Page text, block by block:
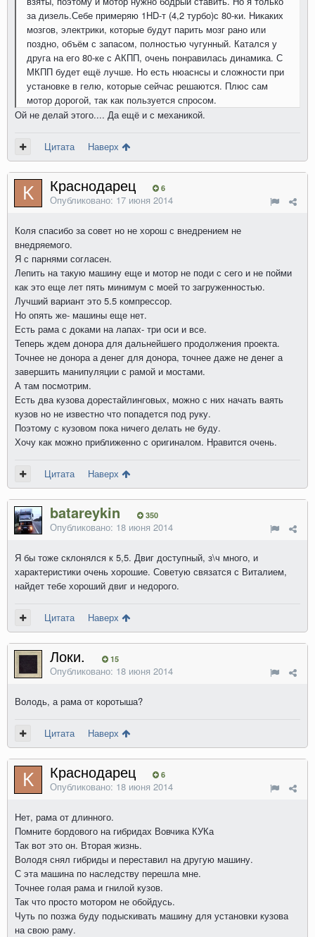
за дизель.Себе примеряю 1HD-т (4,2 турбо)с 80-ки. Никаких
мозгов, электрики, которые будут парить мозг рано или
поздно, объём с запасом, полностью чугунный. Катался у
друга на его 80-ке с АКПП, очень понравилась динамика. С
МКПП будет ещё лучше. Но есть нюаснсы и сложности при
установке в гелю, которые сейчас решаются. Плюс сам
мотор дорогой, так как пользуется спросом.
Ой не делай этого.... Да ещё и с механикой.
Цитата Наверх
Краснодарец 6
Опубликовано: 17 июня 2014
Коля спасибо за совет но не хорош с внедрением не
внедряемого.
Я с парнями согласен.
Лепить на такую машину еще и мотор не поди с сего и не пойми
как это еще лет пять минимум с моей то загруженностью.
Лучший вариант это 5.5 компрессор.
Но опять же- машины еще нет.
Есть рама с доками на лапах- три оси и все.
Теперь ждем донора для дальнейшего продолжения проекта.
Точнее не донора а денег для донора, точнее даже не денег а
завершить манипуляции с рамой и мостами.
А там посмотрим.
Есть два кузова дорестайлинговых, можно с них начать ваять
кузов но не известно что попадется под руку.
Поэтому с кузовом пока ничего делать не буду.
Хочу как можно приближенно с оригиналом. Нравится очень.
Цитата Наверх
batareykin 350
Опубликовано: 18 июня 2014
Я бы тоже склонялся к 5,5. Двиг доступный, з\ч много, и
характеристики очень хорошие. Советую связатся с Виталием,
найдет тебе хороший двиг и недорого.
Цитата Наверх
Локи. 15
Опубликовано: 18 июня 2014
Володь, а рама от коротыша?
Цитата Наверх
Краснодарец 6
Опубликовано: 18 июня 2014
Нет, рама от длинного.
Помните бордового на гибридах Вовчика КУКа
Так вот это он. Вторая жизнь.
Володя снял гибриды и переставил на другую машину.
С эта машина по наследству перешла мне.
Точнее голая рама и гнилой кузов.
Так что просто мотором не обойдусь.
Чуть по позжа буду подыскивать машину для установки кузова
на свою раму.